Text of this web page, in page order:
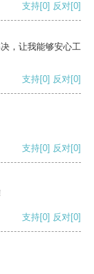
支持[0] 反对[0]
，让我能够安心工
支持[0] 反对[0]
支持[0] 反对[0]
支持[0] 反对[0]